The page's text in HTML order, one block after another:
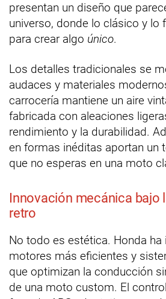
presentan un diseño que
universo, donde lo clásico y lo
para crear algo único.
Los detalles tradicionales se
audaces y materiales
carrocería mantiene un aire
fabricada con aleaciones
rendimiento y la durabilidad.
en formas inéditas aportan un
que no esperas en una moto
Innovación mecánica bajo
retro
No todo es estética. Honda ha
motores más eficientes y
que optimizan la conducción
de una moto custom. El